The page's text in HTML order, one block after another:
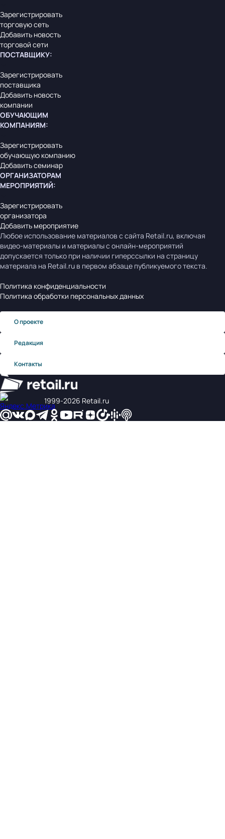
Зарегистрировать
торговую сеть
Добавить новость
торговой сети
ПОСТАВЩИКУ:
Зарегистрировать
поставщика
Добавить новость
компании
ОБУЧАЮЩИМ
КОМПАНИЯМ:
Зарегистрировать
обучающую компанию
Добавить семинар
ОРГАНИЗАТОРАМ
МЕРОПРИЯТИЙ:
Зарегистрировать
организатора
Добавить мероприятие
Любое использование материалов с сайта Retail.ru, включая
видео-материалы и материалы с онлайн-мероприятий
допускается только при наличии гиперссылки на страницу
материала на Retail.ru в первом абзаце публикуемого текста.
Политика конфиденциальности
Политика обработки персональных данных
О проекте
Редакция
Контакты
1999‑2026 Retail.ru